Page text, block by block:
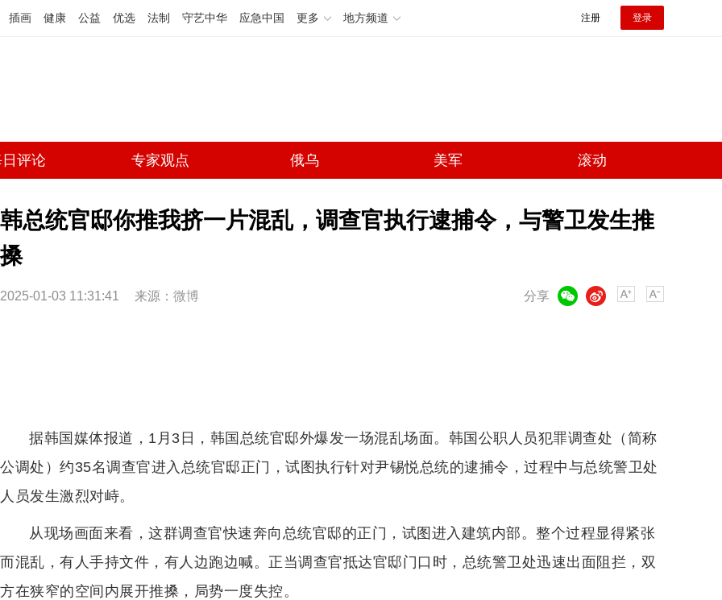
插画 健康 公益 优选 法制 守艺中华 应急中国 更多 地方频道 注册 登录
评论 专家观点 俄乌 美军 滚动
韩总统官邸你推我挤一片混乱，调查官执行逮捕令，与警卫发生推
搡
2025-01-03 11:31:41 来源： 微博 分享
微博
据韩国媒体报道，1月3日，韩国总统官邸外爆发一场混乱场面。韩国公职人员犯罪调查处（简称
公调处）约35名调查官进入总统官邸正门，试图执行针对尹锡悦总统的逮捕令，过程中与总统警卫处
人员发生激烈对峙。
从现场画面来看，这群调查官快速奔向总统官邸的正门，试图进入建筑内部。整个过程显得紧张
而混乱，有人手持文件，有人边跑边喊。正当调查官抵达官邸门口时，总统警卫处迅速出面阻拦，双
方在狭窄的空间内展开推搡，局势一度失控。